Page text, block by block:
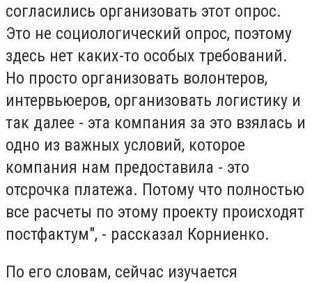
согласились организовать этот опрос.
Это не социологический опрос, поэтому
здесь нет каких-то особых требований.
Но просто организовать волонтеров,
интервьюеров, организовать логистику и
так далее - эта компания за это взялась и
одно из важных условий, которое
компания нам предоставила - это
отсрочка платежа. Потому что полностью
все расчеты по этому проекту происходят
постфактум", - рассказал Корниенко.
По его словам, сейчас изучается